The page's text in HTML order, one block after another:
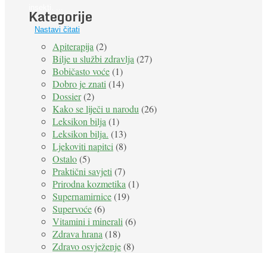
Nastavi čitati
Kategorije
Apiterapija (2)
Bilje u službi zdravlja (27)
Bobičasto voće(1)
Dobro je znati (14)
Dossier(2)
Kako se liječi u narodu (26)
Leksikon bilja (1)
Leksikon bilja. (13)
Ljekoviti napitci (8)
Ostalo(5)
Praktični savjeti (7)
Prirodna kozmetika (1)
Supernamirnice(19)
Supervoće(6)
Vitamini i minerali (6)
Zdrava hrana (18)
Zdravo osvježenje(8)